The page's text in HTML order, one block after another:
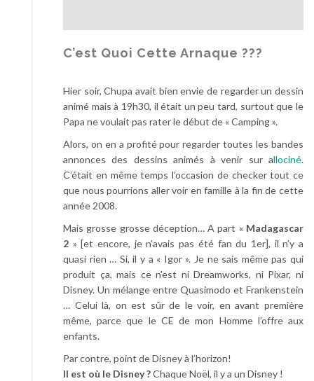
C’est Quoi Cette Arnaque ???
Hier soir, Chupa avait bien envie de regarder un dessin
animé mais à 19h30, il était un peu tard, surtout que le
Papa ne voulait pas rater le début de « Camping ».
Alors, on en a profité pour regarder toutes les bandes
annonces des dessins animés à venir sur allociné.
C’était en même temps l’occasion de checker tout ce
que nous pourrions aller voir en famille à la fin de cette
année 2008.
Mais grosse grosse déception… A part « Madagascar
2 » [et encore, je n’avais pas été fan du 1er], il n’y a
quasi rien … Si, il y a « Igor ». Je ne sais même pas qui
produit ça, mais ce n’est ni Dreamworks, ni Pixar, ni
Disney. Un mélange entre Quasimodo et Frankenstein
… Celui là, on est sûr de le voir, en avant première
même, parce que le CE de mon Homme l’offre aux
enfants.
Par contre, point de Disney à l’horizon!
Il est où le Disney ?Chaque Noël, il y a un Disney !